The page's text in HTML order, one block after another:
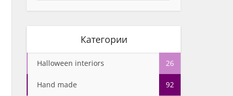
Категории
Halloween interiors 26
Hand made 92